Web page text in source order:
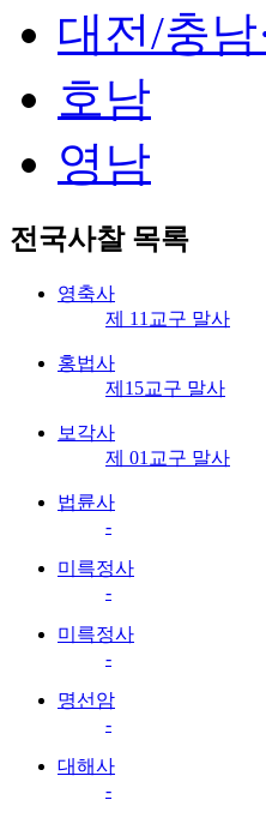
대전/충남
호남
영남
전국사찰목록
영축사
제 11교구 말사
홍법사
제15교구 말사
보각사
제 01교구 말사
법륜사
-
미륵정사
-
미륵정사
-
명선암
-
대해사
-